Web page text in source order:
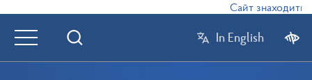
Сайт
In English